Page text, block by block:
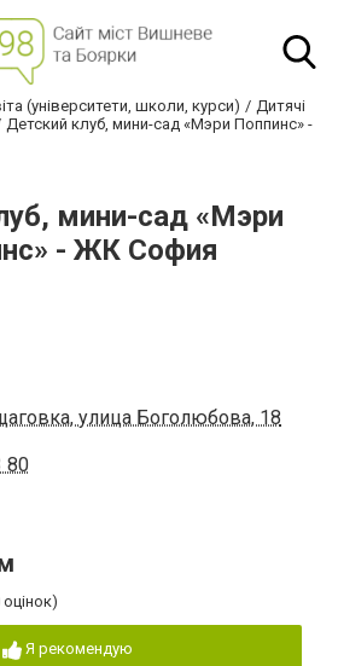
(університети, школи, курси)
Дитячі
Детский клуб, мини-сад «Мэри Поппинс» -
мини-сад «Мэри
- ЖК София
улица Боголюбова, 18
80
оцінок)
Я рекомендую